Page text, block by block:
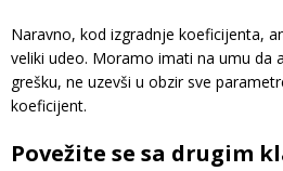
Naravno, kod izgradnje koeficijenta,
veliki udeo. Moramo imati na umu da
grešku, ne uzevši u obzir sve
koeficijent.
Povežite se sa drugim